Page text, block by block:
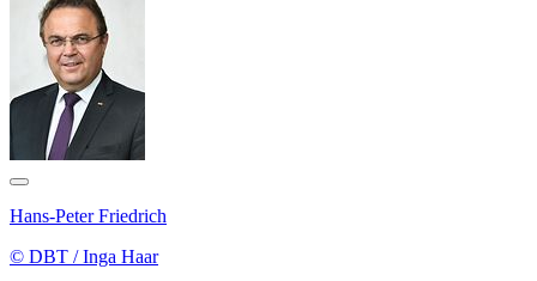
Hans-Peter Friedrich
© DBT / Inga Haar